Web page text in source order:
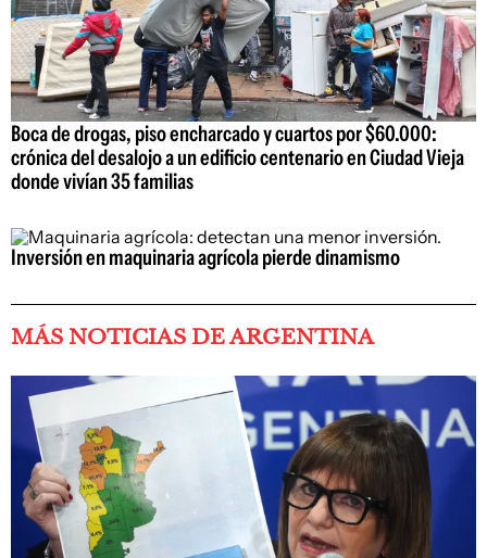
Boca de drogas, piso encharcado y cuartos por $60.000:
crónica del desalojo a un edificio centenario en Ciudad Vieja
donde vivían 35 familias
Inversión en maquinaria agrícola pierde dinamismo
MÁS NOTICIAS DE ARGENTINA